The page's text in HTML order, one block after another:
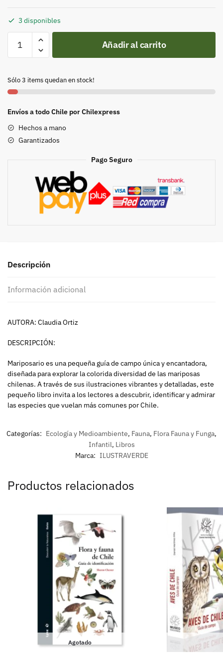
3 disponibles
Mariposario
(Claudia
Añadir al carrito
Sólo 3 items quedan en stock!
Envíos a todo Chile por Chilexpress
Hechos a mano
Garantizados
Pago Seguro
Descripción
Información adicional
AUTORA: Claudia Ortiz
DESCRIPCIÓN:
Mariposario es una pequeña guía de campo única y encantadora,
diseñada para explorar la colorida diversidad de las mariposas
chilenas. A través de sus ilustraciones vibrantes y detalladas, este
pequeño libro invita a los lectores a descubrir, identificar y admirar
las especies que vuelan más comunes por Chile.
Categorías: Ecología y Medioambiente, Fauna, Flora Fauna y Funga,
Infantil, Libros
Marca: ILUSTRAVERDE
Productos relacionados
Agotado